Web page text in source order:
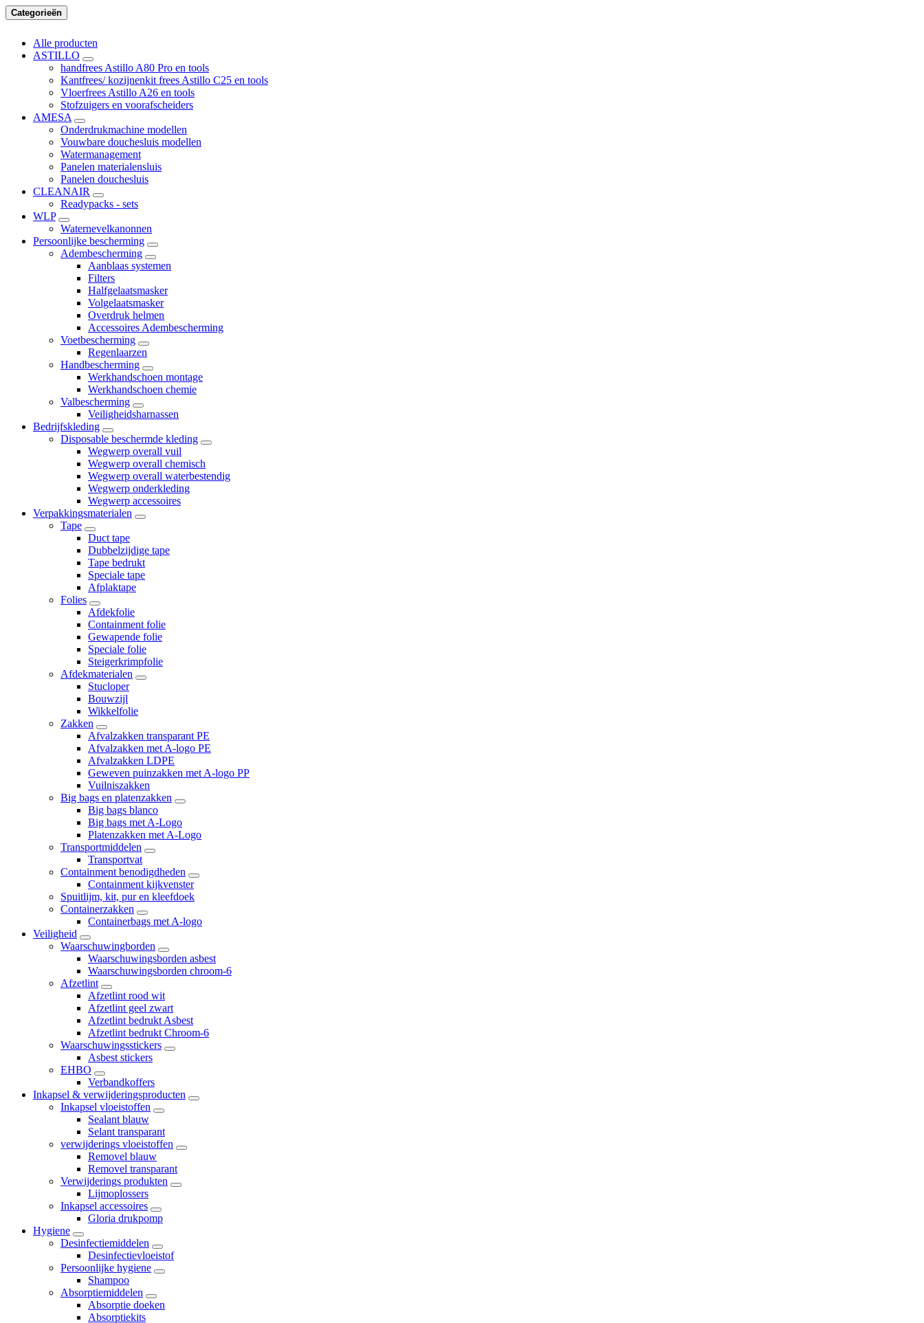
Categorieën
Alle producten
ASTILLO
handfrees Astillo A80 Pro en tools
Kantfrees/ kozijnenkit frees Astillo C25 en tools
Vloerfrees Astillo A26 en tools
Stofzuigers en voorafscheiders
AMESA
Onderdrukmachine modellen
Vouwbare douchesluis modellen
Watermanagement
Panelen materialensluis
Panelen douchesluis
CLEANAIR
Readypacks - sets
WLP
Waternevelkanonnen
Persoonlijke bescherming
Adembescherming
Aanblaas systemen
Filters
Halfgelaatsmasker
Volgelaatsmasker
Overdruk helmen
Accessoires Adembescherming
Voetbescherming
Regenlaarzen
Handbescherming
Werkhandschoen montage
Werkhandschoen chemie
Valbescherming
Veiligheidsharnassen
Bedrijfskleding
Disposable beschermde kleding
Wegwerp overall vuil
Wegwerp overall chemisch
Wegwerp overall waterbestendig
Wegwerp onderkleding
Wegwerp accessoires
Verpakkingsmaterialen
Tape
Duct tape
Dubbelzijdige tape
Tape bedrukt
Speciale tape
Afplaktape
Folies
Afdekfolie
Containment folie
Gewapende folie
Speciale folie
Steigerkrimpfolie
Afdekmaterialen
Stucloper
Bouwzijl
Wikkelfolie
Zakken
Afvalzakken transparant PE
Afvalzakken met A-logo PE
Afvalzakken LDPE
Geweven puinzakken met A-logo PP
Vuilniszakken
Big bags en platenzakken
Big bags blanco
Big bags met A-Logo
Platenzakken met A-Logo
Transportmiddelen
Transportvat
Containment benodigdheden
Containment kijkvenster
Spuitlijm, kit, pur en kleefdoek
Containerzakken
Containerbags met A-logo
Veiligheid
Waarschuwingborden
Waarschuwingsborden asbest
Waarschuwingsborden chroom-6
Afzetlint
Afzetlint rood wit
Afzetlint geel zwart
Afzetlint bedrukt Asbest
Afzetlint bedrukt Chroom-6
Waarschuwingsstickers
Asbest stickers
EHBO
Verbandkoffers
Inkapsel & verwijderingsproducten
Inkapsel vloeistoffen
Sealant blauw
Selant transparant
verwijderings vloeistoffen
Removel blauw
Removel transparant
Verwijderings produkten
Lijmoplossers
Inkapsel accessoires
Gloria drukpomp
Hygiene
Desinfectiemiddelen
Desinfectievloeistof
Persoonlijke hygiene
Shampoo
Absorptiemiddelen
Absorptie doeken
Absorptiekits